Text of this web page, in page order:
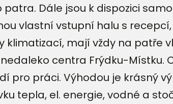
Dále jsou k dispozici
vlastní vstupní halu s
mají vždy na patře
centra Frýdku-Místku.
práci. Výhodou je krásný
tepla, el. energie, vodné a